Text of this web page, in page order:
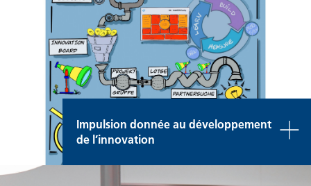
Impulsion donnée au développement
de l’innovation